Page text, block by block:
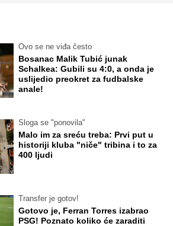
Ovo se ne viđa često
Bosanac Malik Tubić junak
Schalkea: Gubili su 4:0, a onda je
uslijedio preokret za fudbalske
anale!
Sloga se "ponovila"
Malo im za sreću treba: Prvi put u
historiji kluba "niče" tribina i to za
400 ljudi
Transfer je gotov!
Gotovo je, Ferran Torres izabrao
PSG! Poznato koliko će zaraditi